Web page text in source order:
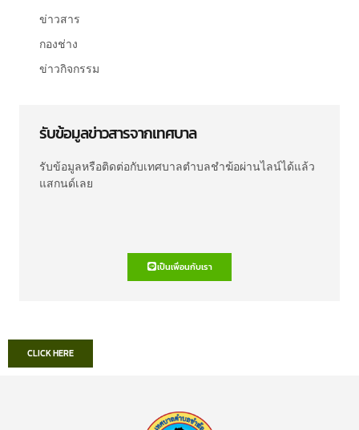
ข่าวสาร
กองช่าง
ข่าวกิจกรรม
รับข้อมูลข่าวสารจากเทศบาล
รับข้อมูลหรือติดต่อกับเทศบาลตำบลชำฆ้อผ่านไลน์ได้แล้ว
แสกนด์เลย
เป็นเพื่อนกับเรา
CLICK HERE